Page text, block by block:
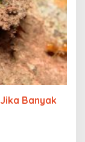
Banyak